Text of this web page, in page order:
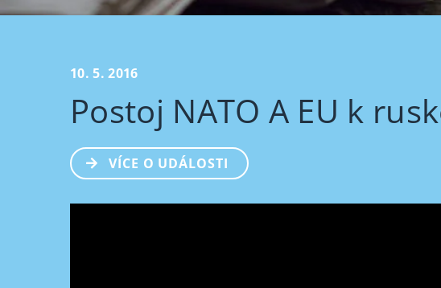
10. 5. 2016
Postoj NATO A EU k
VÍCE O UDÁLOSTI